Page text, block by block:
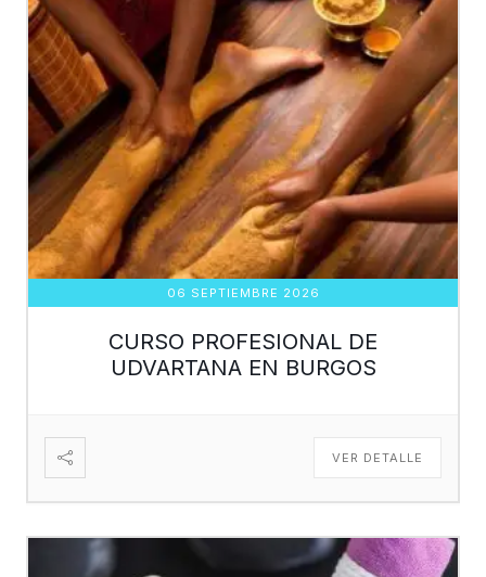
06 SEPTIEMBRE 2026
CURSO PROFESIONAL DE
UDVARTANA EN BURGOS
VER DETALLE